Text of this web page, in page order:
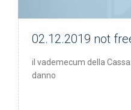
not free
02.12.2019 not
il vademecum della
danno